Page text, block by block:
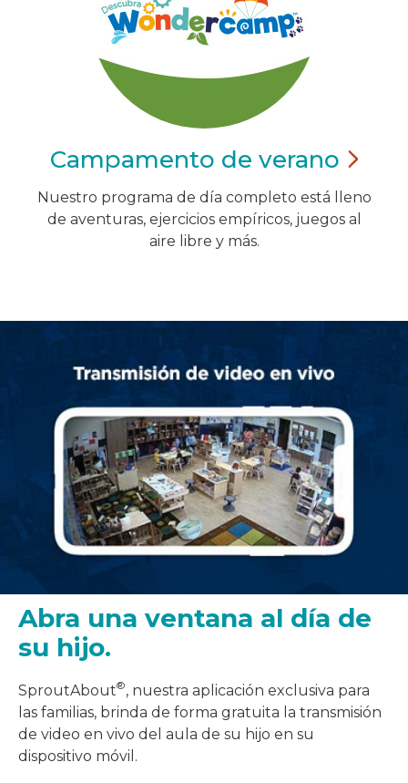
Campamento de verano
Nuestro programa de día completo está lleno
de aventuras, ejercicios empíricos, juegos al
aire libre y más.
Abra una ventana al día de
su hijo.
SproutAbout®, nuestra aplicación exclusiva para
las familias, brinda de forma gratuita la transmisión
de video en vivo del aula de su hijo en su
dispositivo móvil.